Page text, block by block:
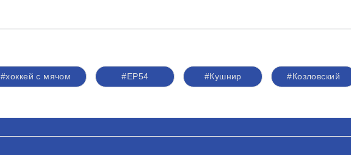
#хоккей с мячом #ЕР54 #Кушнир #Козловский